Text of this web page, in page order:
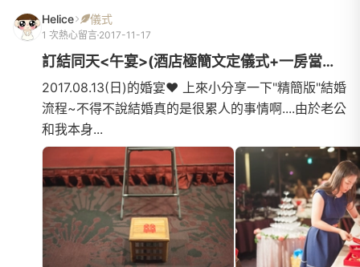
Helice 儀式
1 次熱心留言 2017-11-17
訂結同天<午宴>(酒店極簡文定儀式+一房當三房)
2017.08.13(日)的婚宴❤ 上來小分享一下"精簡版"結婚
流程~不得不說結婚真的是很累人的事情啊....由於老公
和我本身...